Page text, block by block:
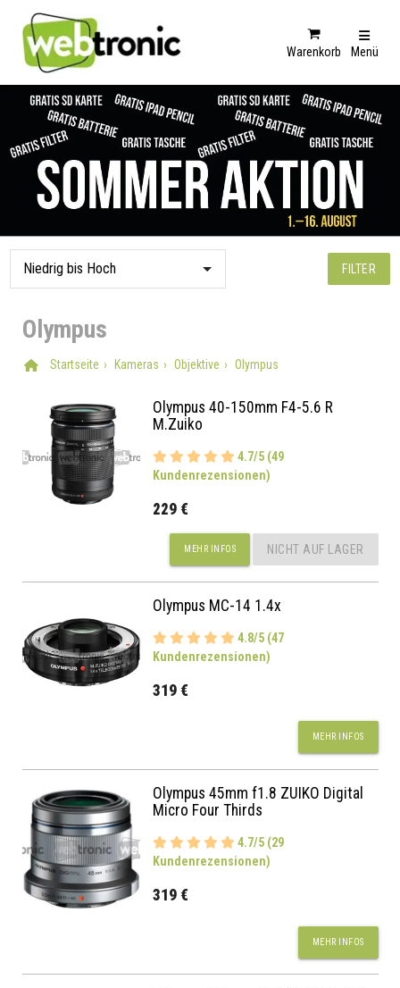
Warenkorb Menü
FILTER
Olympus
Startseite Kameras Objektive Olympus
Olympus 40-150mm F4-5.6 R
M.Zuiko
4.7/5 (49
Kundenrezensionen)
229 €
MEHR INFOS NICHT AUF LAGER
Olympus MC-14 1.4x
4.8/5 (47
Kundenrezensionen)
319 €
MEHR INFOS
Olympus 45mm f1.8 ZUIKO Digital
Micro Four Thirds
4.7/5 (29
Kundenrezensionen)
319 €
MEHR INFOS